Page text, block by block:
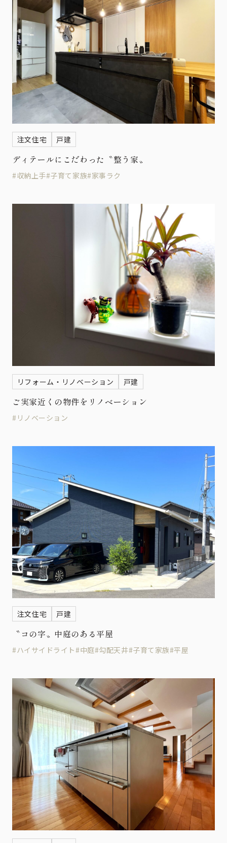
注文住宅 戸建
ディテールにこだわった〝整う家〟
#収納上手#子育て家族#家事ラク
リフォーム・リノベーション 戸建
ご実家近くの物件をリノベーション
#リノベーション
注文住宅 戸建
〝コの字〟中庭のある平屋
#ハイサイドライト#中庭#勾配天井#子育て家族#平屋